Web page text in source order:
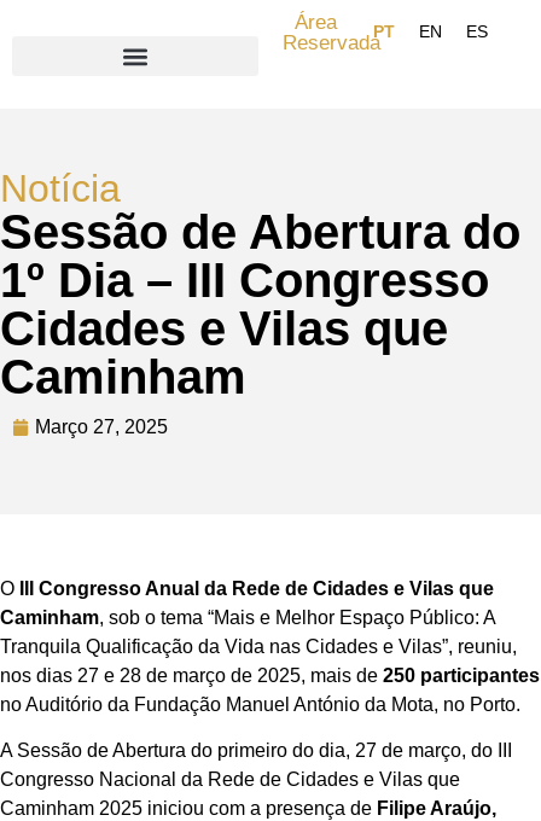
Área
Reservada
Notícia
Sessão de Abertura do
1º Dia – III Congresso
Cidades e Vilas que
Caminham
Março 27, 2025
O
III Congresso Anual da Rede de Cidades e Vilas que
Caminham, sob o tema “Mais e Melhor Espaço Público: A
Tranquila Qualificação da Vida nas Cidades e Vilas”, reuniu,
nos dias 27 e 28 de março de 2025, mais de 250 participantes
no Auditório da Fundação Manuel António da Mota, no Porto.
A Sessão de Abertura do primeiro do dia, 27 de março, do III
Congresso Nacional da Rede de Cidades e Vilas que
Caminham 2025 iniciou com a presença de Filipe Araújo,